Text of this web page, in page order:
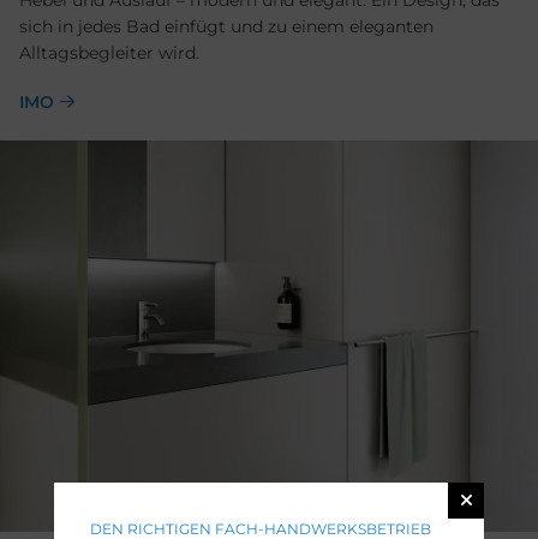
sich in jedes Bad einfügt und zu einem eleganten
Alltagsbegleiter wird.
IMO
DEN RICHTIGEN FACH-HANDWERKSBETRIEB